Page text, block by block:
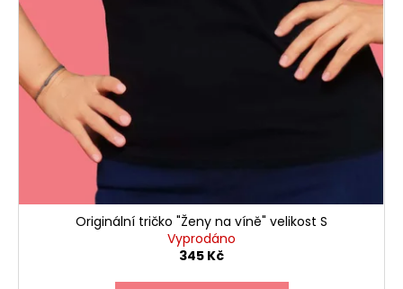
Originální tričko "Ženy na víně" velikost S
Vyprodáno
345 Kč